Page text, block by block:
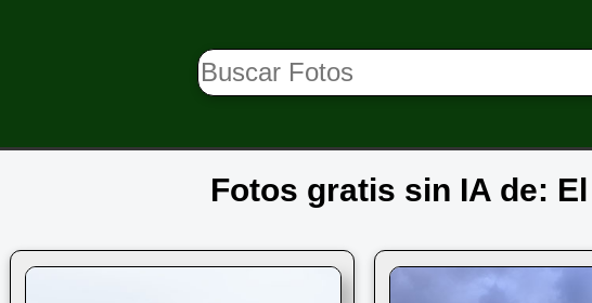
Fotos gratis sin IA de: